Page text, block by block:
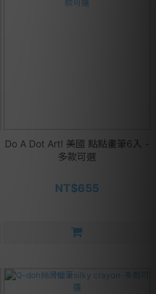
Do A Dot Art! 美國 點點畫筆6入 -
多款可選
NT$655